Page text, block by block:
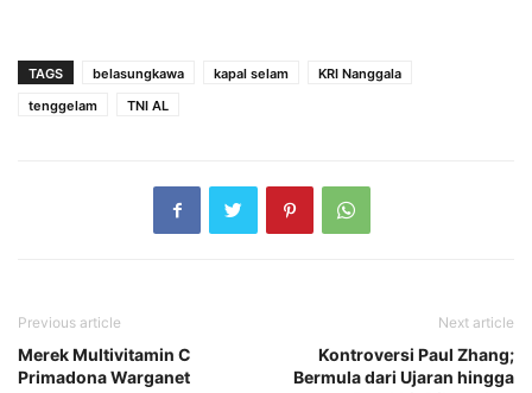
TAGS belasungkawa kapal selam
KRI Nanggala
tenggelam
TNI AL
Previous article
Merek Multivitamin C
Primadona Warganet
Next article
Kontroversi Paul Zhang;
Bermula dari Ujaran hingga